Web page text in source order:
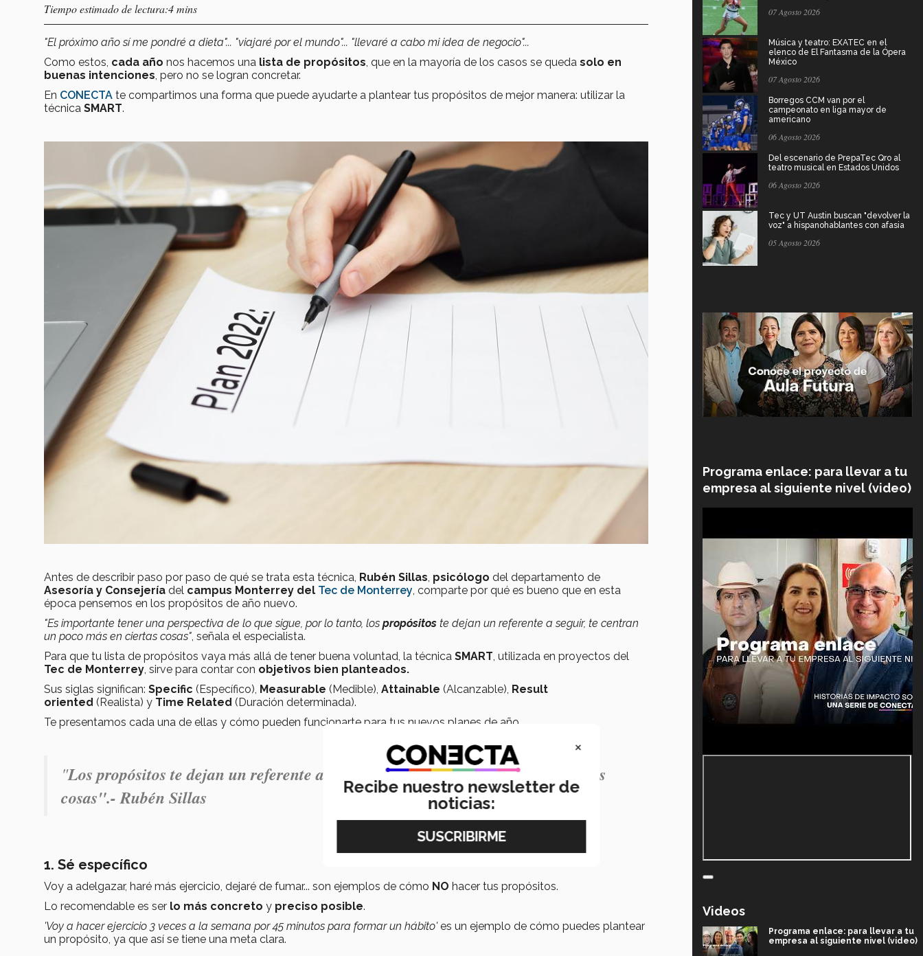
Tiempo estimado de lectura:4 mins
"El próximo año sí me pondré a dieta"... "viajaré por el mundo"... "llevaré a cabo mi idea de negocio"...
Como estos, cada año nos hacemos una lista de propósitos , que en la mayoría de los casos se queda solo en
buenas intenciones , pero no se logran concretar.
En CONECTA te compartimos una forma que puede ayudarte a plantear tus propósitos de mejor manera: utilizar la
técnica SMART.
Antes de describir paso por paso de qué se trata esta técnica, Rubén Sillas, psicólogo del departamento de
Asesoría y Consejería del campus Monterrey del Tec de Monterrey, comparte por qué es bueno que en esta
época pensemos en los propósitos de año nuevo.
"Es importante tener una perspectiva de lo que sigue, por lo tanto, los propósitos te dejan un referente a seguir, te centran
un poco más en ciertas cosas", señala el especialista.
Para que tu lista de propósitos vaya más allá de tener buena voluntad, la técnica SMART, utilizada en proyectos del
Tec de Monterrey, sirve para contar con objetivos bien planteados.
Sus siglas significan: Specific (Específico), Measurable (Medible), Attainable (Alcanzable), Result
oriented (Realista) y Time Related (Duración determinada).
Te presentamos cada una de ellas y cómo pueden funcionarte para tus nuevos planes de año.
"Los propósitos te dejan un referente a seguir, te centran un poco más en ciertas
cosas".- Rubén Sillas
1. Sé específico
Voy a adelgazar, haré más ejercicio, dejaré de fumar... son ejemplos de cómo NO hacer tus propósitos.
Lo recomendable es ser lo más concreto y preciso posible.
'Voy a hacer ejercicio 3 veces a la semana por 45 minutos para formar un hábito'es un ejemplo de cómo puedes plantear
un propósito, ya que así se tiene una meta clara.
07 Agosto 2026
Música y teatro: EXATEC en el
elenco de El Fantasma de la Ópera
México
07 Agosto 2026
Borregos CCM van por el
campeonato en liga mayor de
americano
06 Agosto 2026
Del escenario de PrepaTec Qro al
teatro musical en Estados Unidos
06 Agosto 2026
Tec y UT Austin buscan "devolver la
voz" a hispanohablantes con afasia
05 Agosto 2026
Programa enlace: para llevar a tu
empresa al siguiente nivel (video)
Videos
Programa enlace: para llevar a tu
empresa al siguiente nivel (video)
×
Recibe nuestro newsletter de
noticias: